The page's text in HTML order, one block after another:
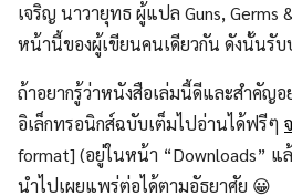
เจริญ นาวายุทธ ผู้แปล Guns, Germs
หน้านี้ของผู้เขียนคนเดียวกัน ดังนั้นรั
ถ้าอยากรู้ว่าหนังสือเล่มนี้ดีและสำคัญอ
อิเล็กทรอนิกส์ฉบับเต็มไปอ่านได้ฟรีๆ
format] (อยู่ในหน้า “Downloads”
นำไปเผยแพร่ต่อได้ตามอัธยาศัย 😀